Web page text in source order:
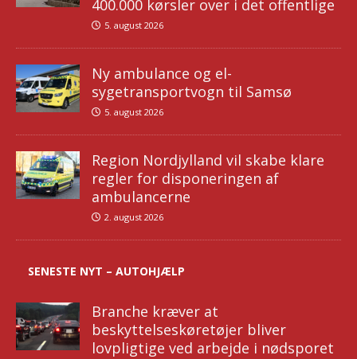
400.000 kørsler over i det offentlige
5. august 2026
Ny ambulance og el-
sygetransportvogn til Samsø
5. august 2026
Region Nordjylland vil skabe klare
regler for disponeringen af
ambulancerne
2. august 2026
SENESTE NYT – AUTOHJÆLP
Branche kræver at
beskyttelseskøretøjer bliver
lovpligtige ved arbejde i nødsporet